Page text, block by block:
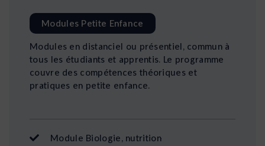
Modules Petite Enfance
Modules en distanciel ou présentiel, commun à
tous les étudiants et apprentis. Le programme
couvre des compétences théoriques et
pratiques en petite enfance.
Module Biologie, nutrition